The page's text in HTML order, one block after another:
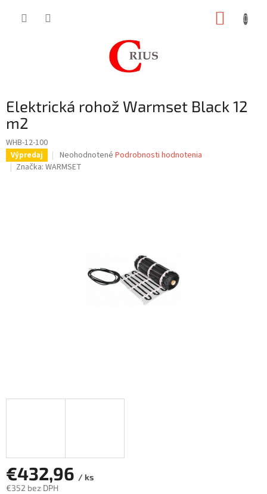
Elektrická rohož Warmset Black 12
m2
WHB-12-100
Výpredaj
Priemerné
hodnotenie
Neohodnotené Podrobnosti hodnotenia
Značka: WARMSET
€432,96 / ks
€352 bez DPH